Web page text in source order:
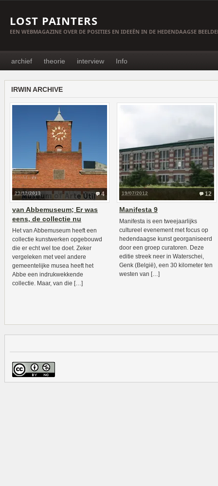
LOST PAINTERS
EEN WEBMAGAZINE OVER DE POSITIES EN IDEEËN IN DE HEDENDAAGSE
archief theorie interview Info
IRWIN ARCHIVE
4
23/12/2013
van Abbemuseum; Er was
eens, de collectie nu
Het van Abbemuseum heeft een
collectie kunstwerken opgebouwd
die er echt wel toe doet. Zeker
vergeleken met veel andere
gemeentelijke musea heeft het
Abbe een indrukwekkende
collectie. Maar, van die […]
12
19/07/2012
Manifesta 9
Manifesta is een tweejaarlijks
cultureel evenement met focus op
hedendaagse kunst georganiseerd
door een groep curatoren. Deze
editie streek neer in Waterschei,
Genk (België), een 30 kilometer ten
westen van […]